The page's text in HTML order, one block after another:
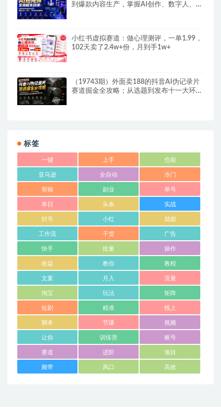
到爆款内容生产，掌握AI创作、数字人、带
小红书虚拟赛道：做心理测评，一单1.99，
102天卖了2.4w+份，月到手1w+
（19743期）外面卖188的抖音AI伪记录片
赛道掘金全攻略；从选题到发布十一大环节
标签
一键 上手 也能
亚马逊 全自动 冷门
剪辑 副业 单号
单日 头条 实战
封号 小红 就能
工作流 干货 广告
快手 批量 操作
收益 教你 教程
文案 月入 流量
淘宝 玩法 矩阵
短剧 精准 线上
脚本 节课 视频
让你 训练营 账号
赛道 进阶 项目
频带 风口 高效